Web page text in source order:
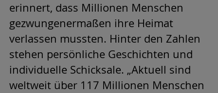
erinnert, dass Millionen Menschen
gezwungenermaßen ihre Heimat
verlassen mussten. Hinter den Zahlen
stehen persönliche Geschichten und
individuelle Schicksale. „Aktuell sind
weltweit über 117 Millionen Menschen